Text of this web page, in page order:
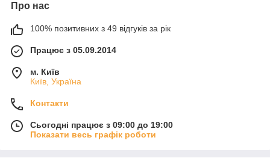
Про нас
100% позитивних з 49 відгуків за рік
Працює з 05.09.2014
м. Київ
Київ, Україна
Контакти
Сьогодні працює з 09:00 до 19:00
Показати весь графік роботи